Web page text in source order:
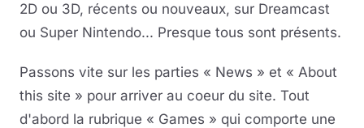
2D ou 3D, récents ou nouveaux, sur Dreamcast
ou Super Nintendo... Presque tous sont présents.
Passons vite sur les parties « News » et « About
this site » pour arriver au coeur du site. Tout
d'abord la rubrique « Games » qui comporte une